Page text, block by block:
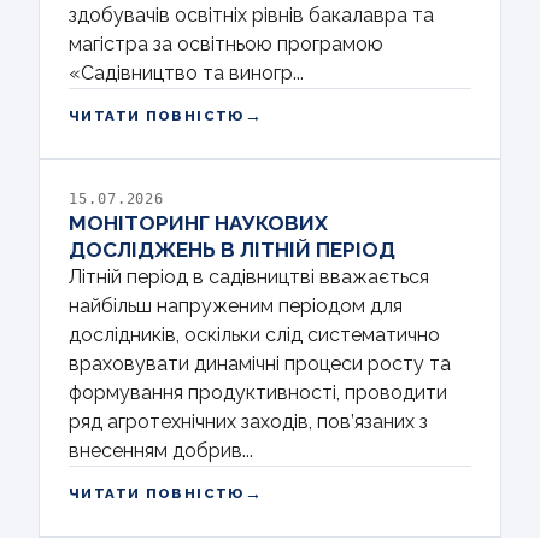
здобувачів освітніх рівнів бакалавра та
магістра за освітньою програмою
«Садівництво та виногр...
ЧИТАТИ ПОВНІСТЮ →
15.07.2026
МОНІТОРИНГ НАУКОВИХ
ДОСЛІДЖЕНЬ В ЛІТНІЙ ПЕРІОД
Літній період в садівництві вважається
найбільш напруженим періодом для
дослідників, оскільки слід систематично
враховувати динамічні процеси росту та
формування продуктивності, проводити
ряд агротехнічних заходів, пов’язаних з
внесенням добрив...
ЧИТАТИ ПОВНІСТЮ →